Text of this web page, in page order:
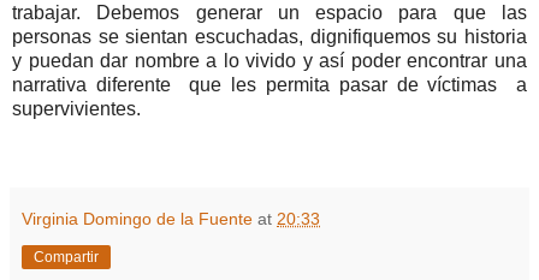
trabajar. Debemos generar un espacio para que las
personas se sientan escuchadas, dignifiquemos su historia
y puedan dar nombre a lo vivido y así poder encontrar una
narrativa diferente que les permita pasar de víctimas a
supervivientes.
Virginia Domingo de la Fuente at 20:33
Compartir